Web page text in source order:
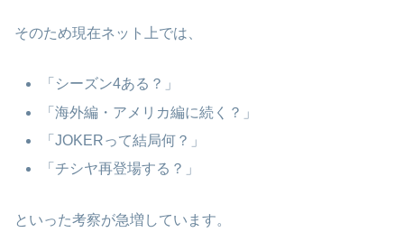
そのため現在ネット上では、
「シーズン4ある？」
「海外編・アメリカ編に続く？」
「JOKERって結局何？」
「チシヤ再登場する？」
といった考察が急増しています。